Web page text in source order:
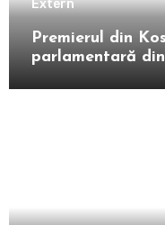
Extern
Premierul din
parlamentară